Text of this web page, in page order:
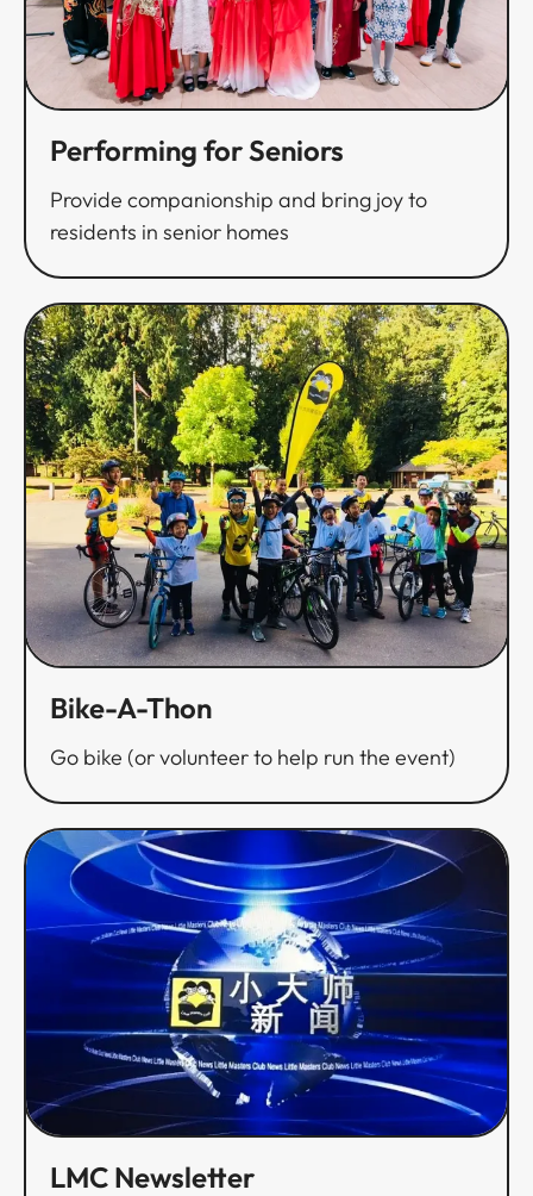
Performing for Seniors​​​​‌ ‍ ​‍​‍‌‍ ‌ ​‍‌‍‍‌‌‍‌ ‌‍‍‌‌‍ ‍​‍​‍​ ‍‍​‍​‍‌ ​ ‌‍​‌‌‍ ‍‌‍‍‌‌ ‌​‌ ‍‌​‍ ‍‌‍‍‌‌‍ ​‍​‍​‍ ​​‍​‍‌‍‍​‌ ​‍‌‍‌‌‌‍‌‍​‍​‍​ ‍‍​‍​‍‌‍‍​‌ ‌​‌ ‌​‌ ​​​ ‍‍​‍ ​‍ ‌‍ ​‌‍ ‌‍​ ‌‍​‌‌‍ ​‌‍‍​‌‍ ‌ ​ ‌ ‌​​ ‍‍​ ​ ​ ​ ​ ​ ​ ​ ​‍ ‌‍‍‌‌‍ ‍‌ ‌​‌‍‌‌‌‍ ‍‌ ‌​​‍ ‌‍‌‌‌‍‌​‌‍‍‌‌ ‌​​‍ ‌‍ ‌‌‍ ‌‍‌​‌‍‌‌​ ‌‌ ​​‌ ​‍‌‍‌‌‌ ​ ‌‍‌‌‌‍ ‍‌ ‌​‌‍​‌‌ ‌​‌‍‍‌‌‍ ‌‍ ‍​ ‍ ‌‍‍‌‌‍‌​​ ‌‌‍​‌​ ‌ ​ ‌‌‌‍‌​‌‍​‍​ ​‍​ ​‍‌‍​ ​‍ ‌‌‍​ ​ ‌‌‌‍‌​​ ‌​​‍ ‌​ ‌​‌‍‌‌‌‍‌‍‌‍‌​​‍ ‌​ ‍‌‌‍‌‍‌‍​ ‌‍​ ​‍ ‌​ ‌​‌‍​‌‌‍‌‍​ ​‌​ ‌‌​ ‌‌‌‍​‌​ ​ ​ ‌ ​ ‍​​ ‍‌‌‍‌‍​ ‍ ‌ ‌​‌ ‍‌‌ ​​‌‍‌‌​ ‌‌ ​​‌ ​‍‌‍ ‌‍‌ ‌ ​‍‌‍​‌‌‍ ‌​ ‍ ‌ ​​‌‍​‌‌ ‌​‌‍‍​​ ‌‌ ‌​‌‍‍‌‌ ‌​‌‍ ​‌‍‌‌​ ‌‍​‍‌‍​‌‌ ​ ‌‍‌‌‌‌‌‌‌ ​‍‌‍ ​​ ‌‌‍‍​‌ ‌​‌ ‌​‌ ​​​‍‌‌​ ​ ‌​​‌​‍‌‌​ ​‍‌​‌‍​‍‌‌​ ​‍‌​‌‍‌‍ ​‌‍ ‌‍​ ‌‍​‌‌‍ ​‌‍‍​‌‍ ‌ ​ ‌ ‌​​‍‌‌​ ​ ‌​​‌​ ​ ​ ​ ​ ​ ​ ​ ​‍‌‍‌‍‍‌‌‍‌​​ ‌‌‍​‌​ ‌ ​ ‌‌‌‍‌​‌‍​‍​ ​‍​ ​‍‌‍​ ​‍ ‌‌‍​ ​ ‌‌‌‍‌​​ ‌​​‍ ‌​ ‌​‌‍‌‌‌‍‌‍‌‍‌​​‍ ‌​ ‍‌‌‍‌‍‌‍​ ‌‍​ ​‍ ‌​ ‌​‌‍​‌‌‍‌‍​ ​‌​ ‌‌​ ‌‌‌‍​‌​ ​ ​ ‌ ​ ‍​​ ‍‌‌‍‌‍​‍‌‍‌ ‌​‌ ‍‌‌ ​​‌‍‌‌​ ‌‌ ​​‌ ​‍‌‍ ‌‍‌ ‌ ​‍‌‍​‌‌‍ ‌​‍‌‍‌ ​​‌‍​‌‌ ‌​‌‍‍​​ ‌‌ ‌​‌‍‍‌‌ ‌​‌‍ ​‌‍‌‌​‍​‍‌ ‌
Provide companionship and bring joy to
residents in senior homes​​​​‌ ‍ ​‍​‍‌‍ ‌ ​‍‌‍‍‌‌‍‌ ‌‍‍‌‌‍ ‍​‍​‍​ ‍‍​‍​‍‌ ​ ‌‍​‌‌‍ ‍‌‍‍‌‌ ‌​‌ ‍‌​‍ ‍‌‍‍‌‌‍ ​‍​‍​‍ ​​‍​‍‌‍‍​‌ ​‍‌‍‌‌‌‍‌‍​‍​‍​ ‍‍​‍​‍‌‍‍​‌ ‌​‌ ‌​‌ ​​​ ‍‍​‍ ​‍ ‌‍ ​‌‍ ‌‍​ ‌‍​‌‌‍ ​‌‍‍​‌‍ ‌ ​ ‌ ‌​​ ‍‍​ ​ ​ ​ ​ ​ ​ ​ ​‍ ‌‍‍‌‌‍ ‍‌ ‌​‌‍‌‌‌‍ ‍‌ ‌​​‍ ‌‍‌‌‌‍‌​‌‍‍‌‌ ‌​​‍ ‌‍ ‌‌‍ ‌‍‌​‌‍‌‌​ ‌‌ ​​‌ ​‍‌‍‌‌‌ ​ ‌‍‌‌‌‍ ‍‌ ‌​‌‍​‌‌ ‌​‌‍‍‌‌‍ ‌‍ ‍​ ‍ ‌‍‍‌‌‍‌​​ ‌‌‍​‌​ ‌ ​ ‌‌‌‍‌​‌‍​‍​ ​‍​ ​‍‌‍​ ​‍ ‌‌‍​ ​ ‌‌‌‍‌​​ ‌​​‍ ‌​ ‌​‌‍‌‌‌‍‌‍‌‍‌​​‍ ‌​ ‍‌‌‍‌‍‌‍​ ‌‍​ ​‍ ‌​ ‌​‌‍​‌‌‍‌‍​ ​‌​ ‌‌​ ‌‌‌‍​‌​ ​ ​ ‌ ​ ‍​​ ‍‌‌‍‌‍​ ‍ ‌ ‌​‌ ‍‌‌ ​​‌‍‌‌​ ‌‌ ​​‌ ​‍‌‍ ‌‍‌ ‌ ​‍‌‍​‌‌‍ ‌​ ‍ ‌ ​​‌‍​‌‌ ‌​‌‍‍​​ ‌‌‍‌​‌‍‌‌‌ ​ ‌‍​ ‌ ​‍‌‍‍‌‌ ​​‌ ‌​‌‍‍‌‌‍ ‌‍ ‍​ ‌‍​‍‌‍​‌‌ ​ ‌‍‌‌‌‌‌‌‌ ​‍‌‍ ​​ ‌‌‍‍​‌ ‌​‌ ‌​‌ ​​​‍‌‌​ ​ ‌​​‌​‍‌‌​ ​‍‌​‌‍​‍‌‌​ ​‍‌​‌‍‌‍ ​‌‍ ‌‍​ ‌‍​‌‌‍ ​‌‍‍​‌‍ ‌ ​ ‌ ‌​​‍‌‌​ ​ ‌​​‌​ ​ ​ ​ ​ ​ ​ ​ ​‍‌‍‌‍‍‌‌‍‌​​ ‌‌‍​‌​ ‌ ​ ‌‌‌‍‌​‌‍​‍​ ​‍​ ​‍‌‍​ ​‍ ‌‌‍​ ​ ‌‌‌‍‌​​ ‌​​‍ ‌​ ‌​‌‍‌‌‌‍‌‍‌‍‌​​‍ ‌​ ‍‌‌‍‌‍‌‍​ ‌‍​ ​‍ ‌​ ‌​‌‍​‌‌‍‌‍​ ​‌​ ‌‌​ ‌‌‌‍​‌​ ​ ​ ‌ ​ ‍​​ ‍‌‌‍‌‍​‍‌‍‌ ‌​‌ ‍‌‌ ​​‌‍‌‌​ ‌‌ ​​‌ ​‍‌‍ ‌‍‌ ‌ ​‍‌‍​‌‌‍ ‌​‍‌‍‌ ​​‌‍​‌‌ ‌​‌‍‍​​ ‌‌‍‌​‌‍‌‌‌ ​ ‌‍​ ‌ ​‍‌‍‍‌‌ ​​‌ ‌​‌‍‍‌‌‍ ‌‍ ‍​‍​‍‌ ‌
Bike-A-Thon​​​​‌ ‍ ​‍​‍‌‍ ‌ ​‍‌‍‍‌‌‍‌ ‌‍‍‌‌‍ ‍​‍​‍​ ‍‍​‍​‍‌ ​ ‌‍​‌‌‍ ‍‌‍‍‌‌ ‌​‌ ‍‌​‍ ‍‌‍‍‌‌‍ ​‍​‍​‍ ​​‍​‍‌‍‍​‌ ​‍‌‍‌‌‌‍‌‍​‍​‍​ ‍‍​‍​‍‌‍‍​‌ ‌​‌ ‌​‌ ​​​ ‍‍​‍ ​‍ ‌‍ ​‌‍ ‌‍​ ‌‍​‌‌‍ ​‌‍‍​‌‍ ‌ ​ ‌ ‌​​ ‍‍​ ​ ​ ​ ​ ​ ​ ​ ​‍ ‌‍‍‌‌‍ ‍‌ ‌​‌‍‌‌‌‍ ‍‌ ‌​​‍ ‌‍‌‌‌‍‌​‌‍‍‌‌ ‌​​‍ ‌‍ ‌‌‍ ‌‍‌​‌‍‌‌​ ‌‌ ​​‌ ​‍‌‍‌‌‌ ​ ‌‍‌‌‌‍ ‍‌ ‌​‌‍​‌‌ ‌​‌‍‍‌‌‍ ‌‍ ‍​ ‍ ‌‍‍‌‌‍‌​​ ‌‌‍‌‌​ ‍‌‌‍‌‍‌‍​ ‌‍​‌‌‍​‌‌‍​ ​ ‍‌​‍ ‌​ ‌‌‌‍​ ​ ​ ‌‍​‍​‍ ‌​ ‌​​ ‍​​ ‍​​ ​‍​‍ ‌‌‍​‍​ ‍​​ ​ ​ ​​​‍ ‌​ ​‍‌‍‌​​ ​ ‌‍‌​‌‍​ ‌‍​‍‌‍‌​​ ‌‍​ ​‍​ ​ ​ ‍​​ ‌ ​ ‍ ‌ ‌​‌ ‍‌‌ ​​‌‍‌‌​ ‌‌ ​​‌ ​‍‌‍ ‌‍‌ ‌ ​‍‌‍​‌‌‍ ‌​ ‍ ‌ ​​‌‍​‌‌ ‌​‌‍‍​​ ‌‌ ‌​‌‍‍‌‌ ‌​‌‍ ​‌‍‌‌​ ‌‍​‍‌‍​‌‌ ​ ‌‍‌‌‌‌‌‌‌ ​‍‌‍ ​​ ‌‌‍‍​‌ ‌​‌ ‌​‌ ​​​‍‌‌​ ​ ‌​​‌​‍‌‌​ ​‍‌​‌‍​‍‌‌​ ​‍‌​‌‍‌‍ ​‌‍ ‌‍​ ‌‍​‌‌‍ ​‌‍‍​‌‍ ‌ ​ ‌ ‌​​‍‌‌​ ​ ‌​​‌​ ​ ​ ​ ​ ​ ​ ​ ​‍‌‍‌‍‍‌‌‍‌​​ ‌‌‍‌‌​ ‍‌‌‍‌‍‌‍​ ‌‍​‌‌‍​‌‌‍​ ​ ‍‌​‍ ‌​ ‌‌‌‍​ ​ ​ ‌‍​‍​‍ ‌​ ‌​​ ‍​​ ‍​​ ​‍​‍ ‌‌‍​‍​ ‍​​ ​ ​ ​​​‍ ‌​ ​‍‌‍‌​​ ​ ‌‍‌​‌‍​ ‌‍​‍‌‍‌​​ ‌‍​ ​‍​ ​ ​ ‍​​ ‌ ​‍‌‍‌ ‌​‌ ‍‌‌ ​​‌‍‌‌​ ‌‌ ​​‌ ​‍‌‍ ‌‍‌ ‌ ​‍‌‍​‌‌‍ ‌​‍‌‍‌ ​​‌‍​‌‌ ‌​‌‍‍​​ ‌‌ ‌​‌‍‍‌‌ ‌​‌‍ ​‌‍‌‌​‍​‍‌ ‌
Go bike (or volunteer to help run the event)​​​​‌ ‍ ​‍​‍‌‍ ‌ ​‍‌‍‍‌‌‍‌ ‌‍‍‌‌‍ ‍​‍​‍​ ‍‍​‍​‍‌ ​ ‌‍​‌‌‍ ‍‌‍‍‌‌ ‌​‌ ‍‌​‍ ‍‌‍‍‌‌‍ ​‍​‍​‍ ​​‍​‍‌‍‍​‌ ​‍‌‍‌‌‌‍‌‍​‍​‍​ ‍‍​‍​‍‌‍‍​‌ ‌​‌ ‌​‌ ​​​ ‍‍​‍ ​‍ ‌‍ ​‌‍ ‌‍​ ‌‍​‌‌‍ ​‌‍‍​‌‍ ‌ ​ ‌ ‌​​ ‍‍​ ​ ​ ​ ​ ​ ​ ​ ​‍ ‌‍‍‌‌‍ ‍‌ ‌​‌‍‌‌‌‍ ‍‌ ‌​​‍ ‌‍‌‌‌‍‌​‌‍‍‌‌ ‌​​‍ ‌‍ ‌‌‍ ‌‍‌​‌‍‌‌​ ‌‌ ​​‌ ​‍‌‍‌‌‌ ​ ‌‍‌‌‌‍ ‍‌ ‌​‌‍​‌‌ ‌​‌‍‍‌‌‍ ‌‍ ‍​ ‍ ‌‍‍‌‌‍‌​​ ‌‌‍‌‌​ ‍‌‌‍‌‍‌‍​ ‌‍​‌‌‍​‌‌‍​ ​ ‍‌​‍ ‌​ ‌‌‌‍​ ​ ​ ‌‍​‍​‍ ‌​ ‌​​ ‍​​ ‍​​ ​‍​‍ ‌‌‍​‍​ ‍​​ ​ ​ ​​​‍ ‌​ ​‍‌‍‌​​ ​ ‌‍‌​‌‍​ ‌‍​‍‌‍‌​​ ‌‍​ ​‍​ ​ ​ ‍​​ ‌ ​ ‍ ‌ ‌​‌ ‍‌‌ ​​‌‍‌‌​ ‌‌ ​​‌ ​‍‌‍ ‌‍‌ ‌ ​‍‌‍​‌‌‍ ‌​ ‍ ‌ ​​‌‍​‌‌ ‌​‌‍‍​​ ‌‌‍‌​‌‍‌‌‌ ​ ‌‍​ ‌ ​‍‌‍‍‌‌ ​​‌ ‌​‌‍‍‌‌‍ ‌‍ ‍​ ‌‍​‍‌‍​‌‌ ​ ‌‍‌‌‌‌‌‌‌ ​‍‌‍ ​​ ‌‌‍‍​‌ ‌​‌ ‌​‌ ​​​‍‌‌​ ​ ‌​​‌​‍‌‌​ ​‍‌​‌‍​‍‌‌​ ​‍‌​‌‍‌‍ ​‌‍ ‌‍​ ‌‍​‌‌‍ ​‌‍‍​‌‍ ‌ ​ ‌ ‌​​‍‌‌​ ​ ‌​​‌​ ​ ​ ​ ​ ​ ​ ​ ​‍‌‍‌‍‍‌‌‍‌​​ ‌‌‍‌‌​ ‍‌‌‍‌‍‌‍​ ‌‍​‌‌‍​‌‌‍​ ​ ‍‌​‍ ‌​ ‌‌‌‍​ ​ ​ ‌‍​‍​‍ ‌​ ‌​​ ‍​​ ‍​​ ​‍​‍ ‌‌‍​‍​ ‍​​ ​ ​ ​​​‍ ‌​ ​‍‌‍‌​​ ​ ‌‍‌​‌‍​ ‌‍​‍‌‍‌​​ ‌‍​ ​‍​ ​ ​ ‍​​ ‌ ​‍‌‍‌ ‌​‌ ‍‌‌ ​​‌‍‌‌​ ‌‌ ​​‌ ​‍‌‍ ‌‍‌ ‌ ​‍‌‍​‌‌‍ ‌​‍‌‍‌ ​​‌‍​‌‌ ‌​‌‍‍​​ ‌‌‍‌​‌‍‌‌‌ ​ ‌‍​ ‌ ​‍‌‍‍‌‌ ​​‌ ‌​‌‍‍‌‌‍ ‌‍ ‍​‍​‍‌ ‌
LMC Newsletter​​​​‌ ‍ ​‍​‍‌‍ ‌ ​‍‌‍‍‌‌‍‌ ‌‍‍‌‌‍ ‍​‍​‍​ ‍‍​‍​‍‌ ​ ‌‍​‌‌‍ ‍‌‍‍‌‌ ‌​‌ ‍‌​‍ ‍‌‍‍‌‌‍ ​‍​‍​‍ ​​‍​‍‌‍‍​‌ ​‍‌‍‌‌‌‍‌‍​‍​‍​ ‍‍​‍​‍‌‍‍​‌ ‌​‌ ‌​‌ ​​​ ‍‍​‍ ​‍ ‌‍ ​‌‍ ‌‍​ ‌‍​‌‌‍ ​‌‍‍​‌‍ ‌ ​ ‌ ‌​​ ‍‍​ ​ ​ ​ ​ ​ ​ ​ ​‍ ‌‍‍‌‌‍ ‍‌ ‌​‌‍‌‌‌‍ ‍‌ ‌​​‍ ‌‍‌‌‌‍‌​‌‍‍‌‌ ‌​​‍ ‌‍ ‌‌‍ ‌‍‌​‌‍‌‌​ ‌‌ ​​‌ ​‍‌‍‌‌‌ ​ ‌‍‌‌‌‍ ‍‌ ‌​‌‍​‌‌ ‌​‌‍‍‌‌‍ ‌‍ ‍​ ‍ ‌‍‍‌‌‍‌​​ ‌‌‍​‍​ ‍​​ ‌​​ ‌‍‌‍‌‍‌‍​‍​ ‍‌​ ​​​‍ ‌‌‍‌​​ ​‍​ ‌‌​ ​​​‍ ‌​ ‌​​ ‌​‌‍​‍​ ‍‌​‍ ‌‌‍​‍​ ‌‌​ ‌ ​ ​ ​‍ ‌‌‍​‍‌‍‌​​ ‌​​ ‌‌​ ‌ ​ ‍​‌‍​‍‌‍‌‍​ ‌‌‌‍‌​​ ‌​​ ‌‍​ ‍ ‌ ‌​‌ ‍‌‌ ​​‌‍‌‌​ ‌‌ ​​‌ ​‍‌‍ ‌‍‌ ‌ ​‍‌‍​‌‌‍ ‌​ ‍ ‌ ​​‌‍​‌‌ ‌​‌‍‍​​ ‌‌ ‌​‌‍‍‌‌ ‌​‌‍ ​‌‍‌‌​ ‌‍​‍‌‍​‌‌ ​ ‌‍‌‌‌‌‌‌‌ ​‍‌‍ ​​ ‌‌‍‍​‌ ‌​‌ ‌​‌ ​​​‍‌‌​ ​ ‌​​‌​‍‌‌​ ​‍‌​‌‍​‍‌‌​ ​‍‌​‌‍‌‍ ​‌‍ ‌‍​ ‌‍​‌‌‍ ​‌‍‍​‌‍ ‌ ​ ‌ ‌​​‍‌‌​ ​ ‌​​‌​ ​ ​ ​ ​ ​ ​ ​ ​‍‌‍‌‍‍‌‌‍‌​​ ‌‌‍​‍​ ‍​​ ‌​​ ‌‍‌‍‌‍‌‍​‍​ ‍‌​ ​​​‍ ‌‌‍‌​​ ​‍​ ‌‌​ ​​​‍ ‌​ ‌​​ ‌​‌‍​‍​ ‍‌​‍ ‌‌‍​‍​ ‌‌​ ‌ ​ ​ ​‍ ‌‌‍​‍‌‍‌​​ ‌​​ ‌‌​ ‌ ​ ‍​‌‍​‍‌‍‌‍​ ‌‌‌‍‌​​ ‌​​ ‌‍​‍‌‍‌ ‌​‌ ‍‌‌ ​​‌‍‌‌​ ‌‌ ​​‌ ​‍‌‍ ‌‍‌ ‌ ​‍‌‍​‌‌‍ ‌​‍‌‍‌ ​​‌‍​‌‌ ‌​‌‍‍​​ ‌‌ ‌​‌‍‍‌‌ ‌​‌‍ ​‌‍‌‌​‍​‍‌ ‌